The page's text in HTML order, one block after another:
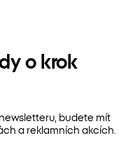
o krok
budete mít
a reklamních akcích.